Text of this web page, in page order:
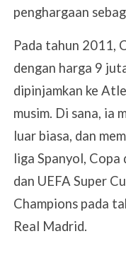
penghargaan
Pada tahun 2011,
dengan harga 9
dipinjamkan ke
musim. Di sana, ia
luar biasa, dan
liga Spanyol, Copa
dan UEFA Super
Champions pada
Real Madrid.